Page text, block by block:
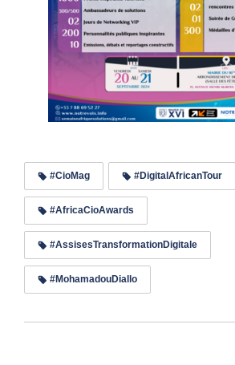
#CioMag #DigitalAfricanTour
#AfricaCioAwards
#AssisesTransformationDigitale
#MohamadouDiallo